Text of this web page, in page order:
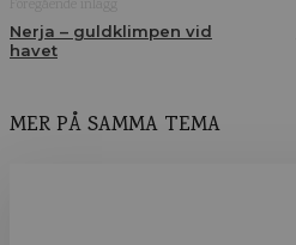
Nerja – guldklimpen vid
havet
MER PÅ SAMMA TEMA